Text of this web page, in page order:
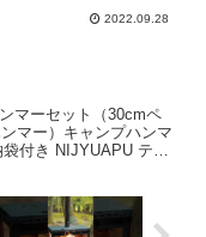
2022.09.28
マーセット（30cmペ
マー）キャンプハンマ
付き NIJYUAPU テン